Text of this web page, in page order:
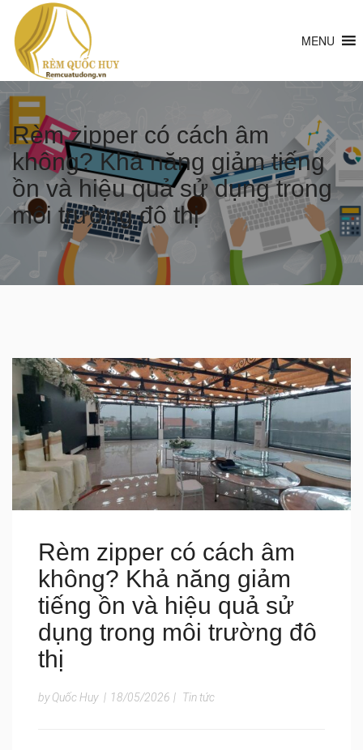
MENU
Rèm zipper có cách âm
không? Khả năng giảm tiếng
ồn và hiệu quả sử dụng trong
môi trường đô thị
Rèm zipper có cách âm
không? Khả năng giảm
tiếng ồn và hiệu quả sử
dụng trong môi trường đô
thị
by Quốc Huy | 18/05/2026 | Tin tức